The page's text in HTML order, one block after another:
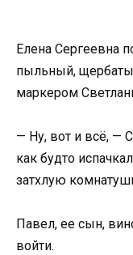
Елена Сергеевна
пыльный,
маркером
— Ну, вот и всё, —
как будто
затхлую
Павел, ее сын,
войти.